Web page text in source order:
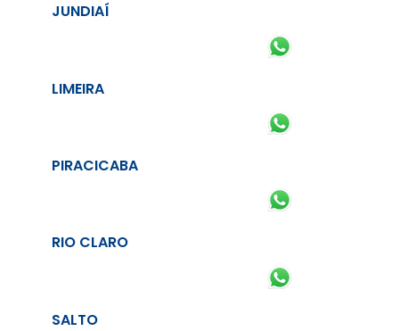
JUNDIAÍ
LIMEIRA
PIRACICABA
RIO CLARO
SALTO